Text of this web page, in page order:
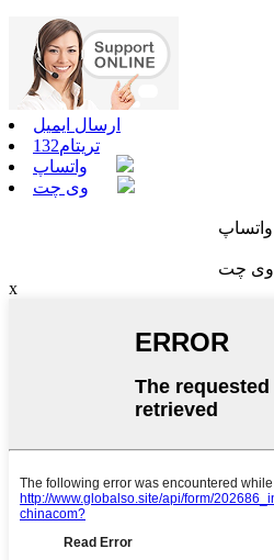
ارسال ایمیل
تریتام132
واتساپ
وی چت
واتساپ
وی چت
x